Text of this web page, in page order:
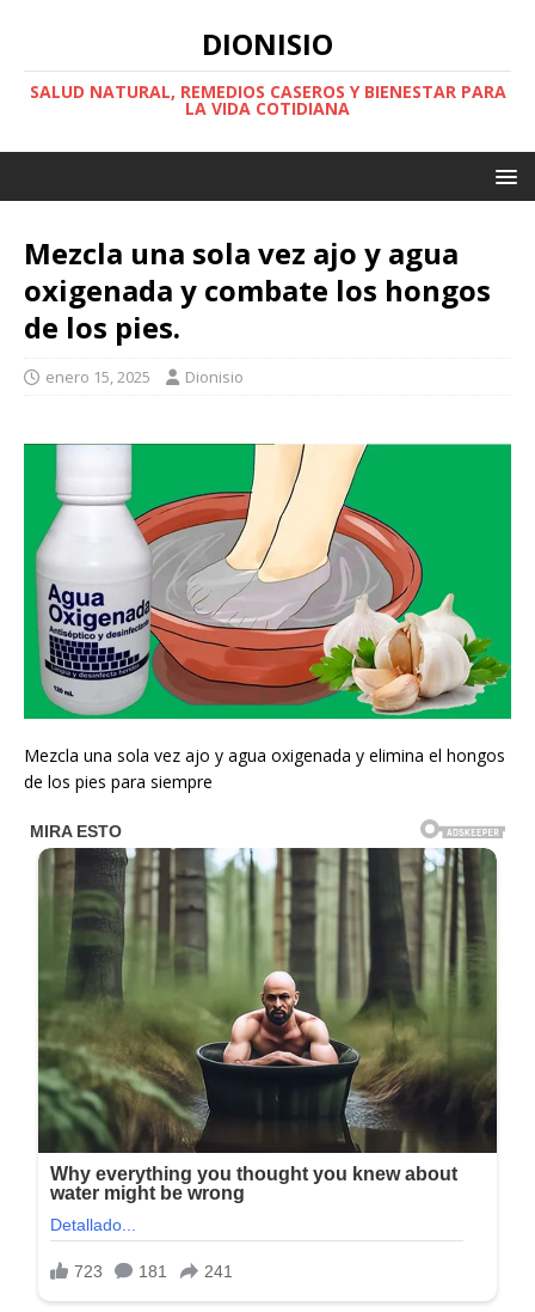
DIONISIO
SALUD NATURAL, REMEDIOS CASEROS Y BIENESTAR PARA
LA VIDA COTIDIANA
Mezcla una sola vez ajo y agua
oxigenada y combate los hongos
de los pies.
enero 15, 2025 Dionisio
Mezcla una sola vez ajo y agua oxigenada y elimina el hongos
de los pies para siempre